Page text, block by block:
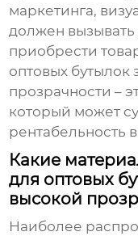
маркетинга,
должен
приобрести
оптовых бутылок
прозрачности –
который может
рентабельность
Какие
для оптовых
высокой
Наиболее